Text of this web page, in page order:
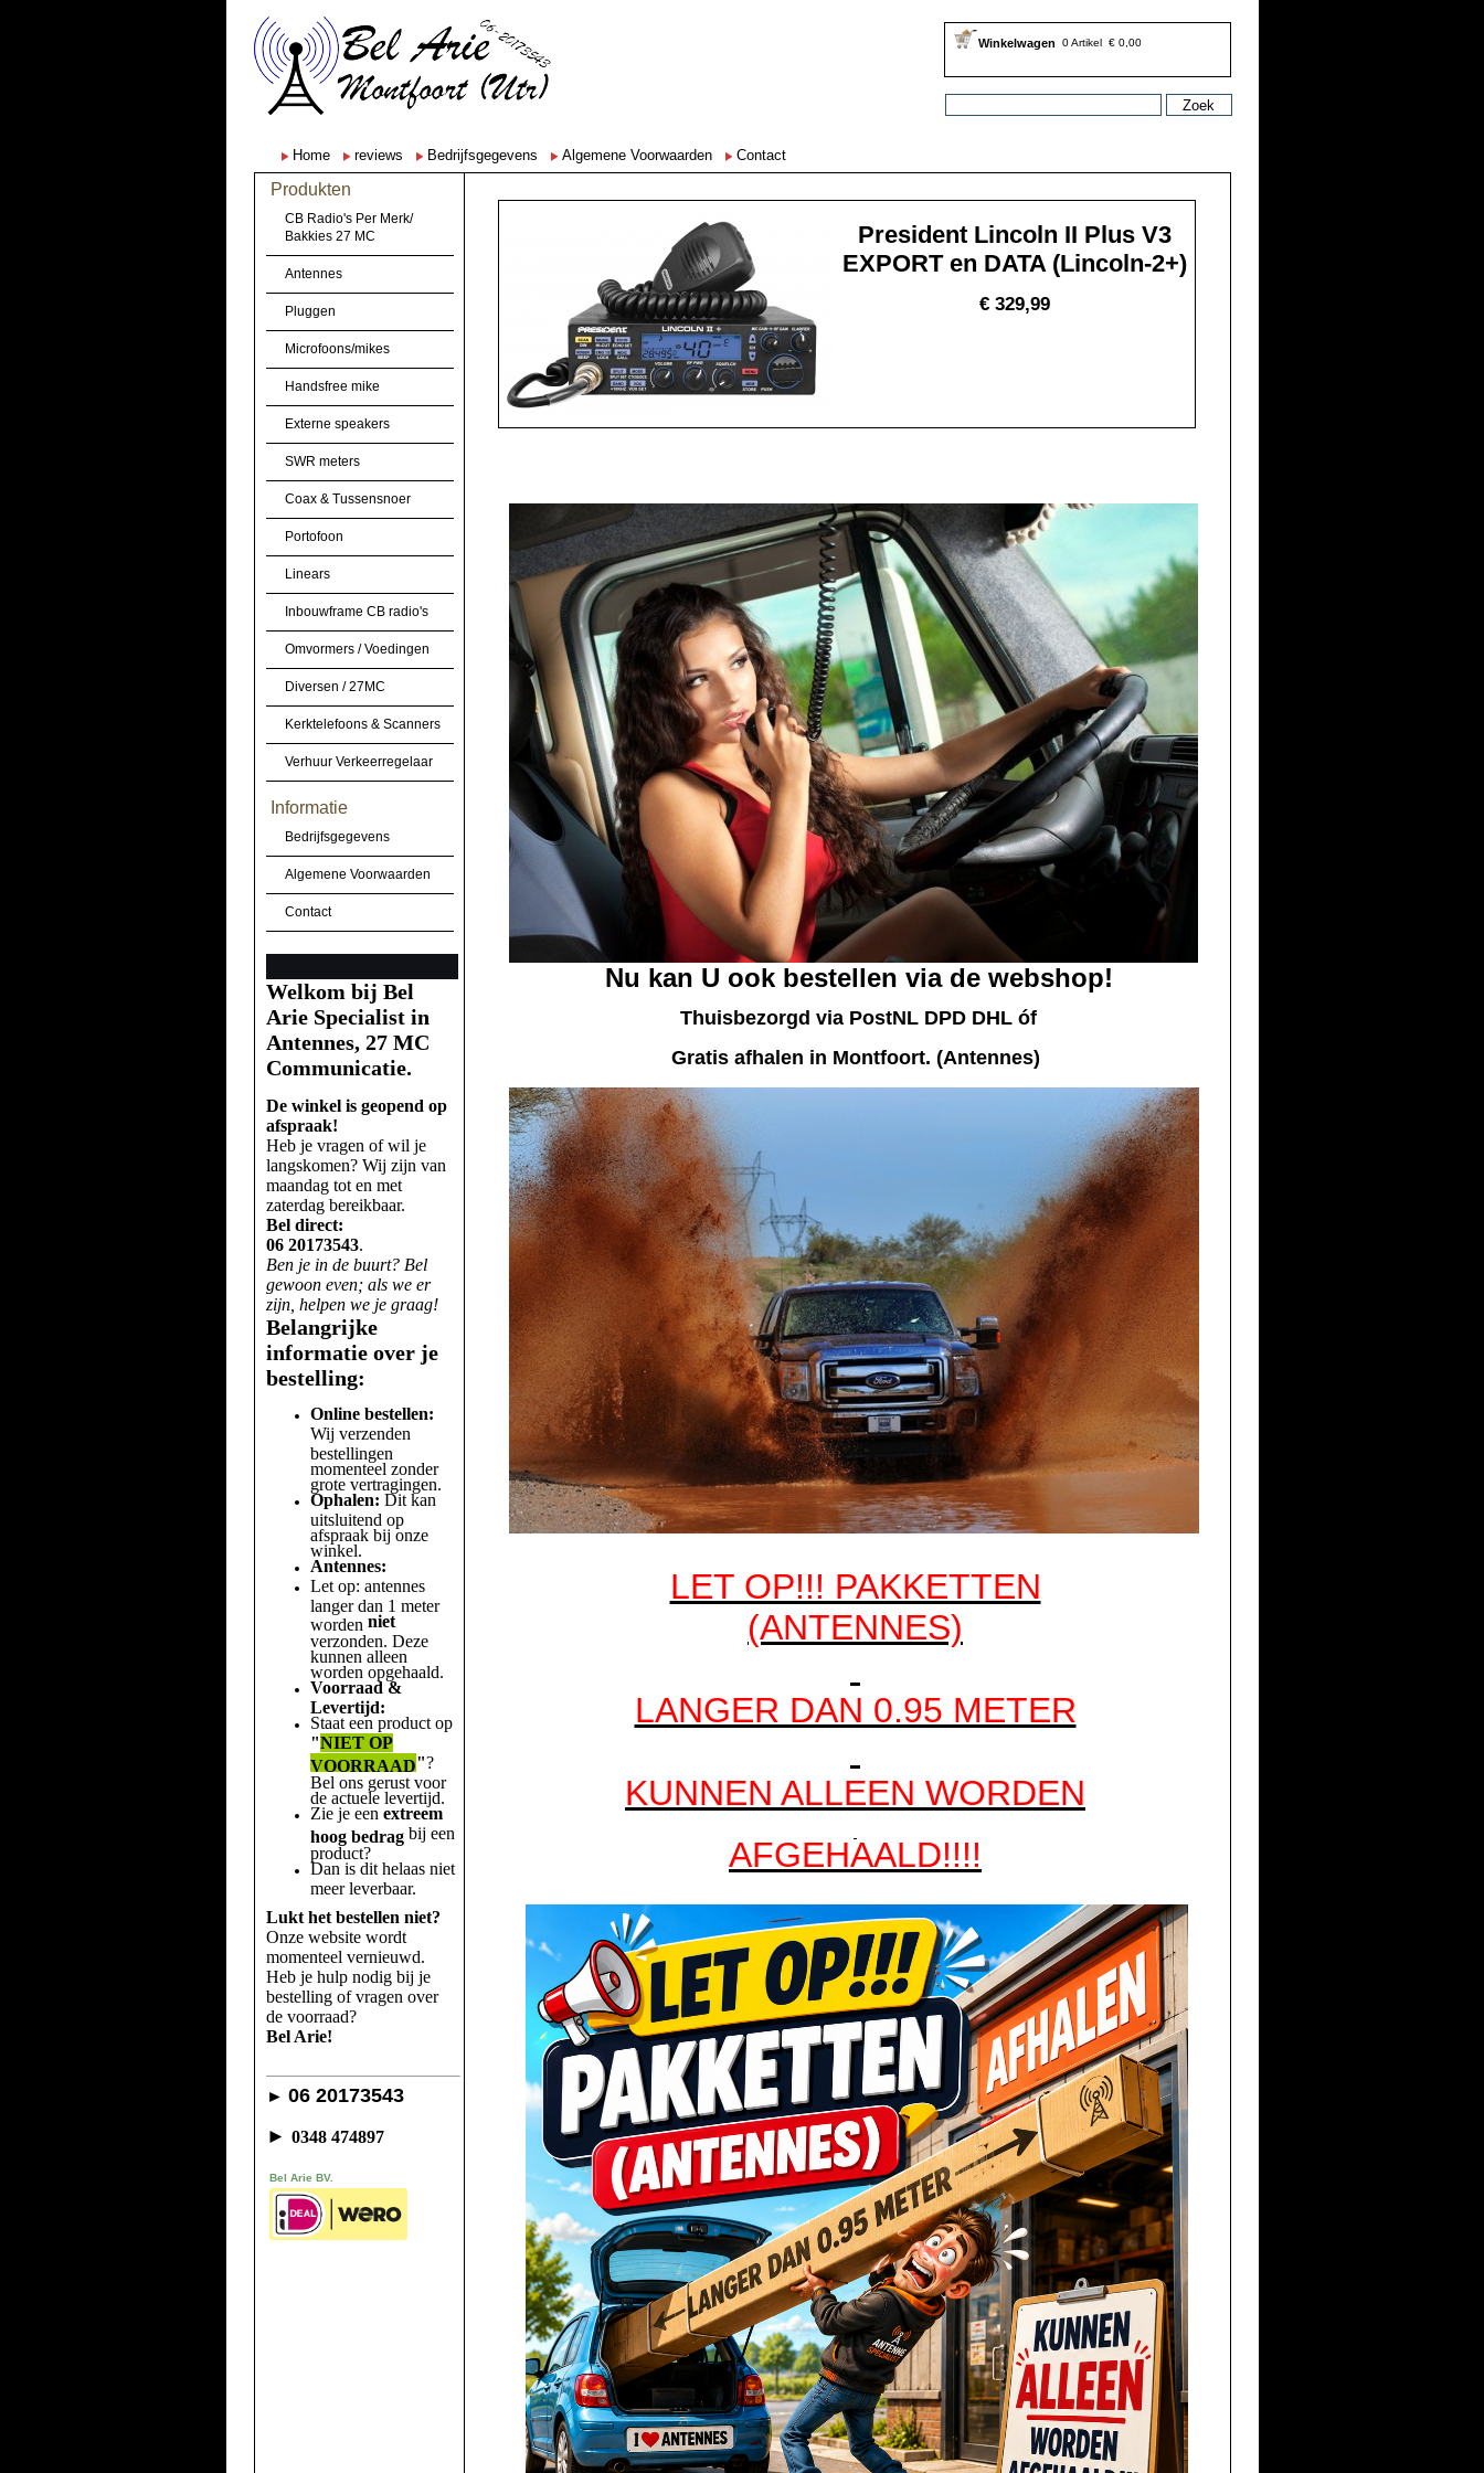
Winkelwagen 0 Artikel € 0,00
Home reviews Bedrijfsgegevens Algemene Voorwaarden Contact
Produkten
CB Radio's Per Merk/
Bakkies 27 MC
Antennes
Pluggen
Microfoons/mikes
Handsfree mike
Externe speakers
SWR meters
Coax & Tussensnoer
Portofoon
Linears
Inbouwframe CB radio's
Omvormers / Voedingen
Diversen / 27MC
Kerktelefoons & Scanners
Verhuur Verkeerregelaar
Informatie
Bedrijfsgegevens
Algemene Voorwaarden
Contact
Welkom bij Bel
Arie Specialist in
Antennes, 27 MC
Communicatie.
De winkel is geopend op
afspraak!
Heb je vragen of wil je
langskomen? Wij zijn van
maandag tot en met
zaterdag bereikbaar.
Bel direct:
06 20173543.
Ben je in de buurt? Bel
gewoon even; als we er
zijn, helpen we je graag!
Belangrijke
informatie over je
bestelling:
Online bestellen:
Wij verzenden
bestellingen
momenteel zonder
grote vertragingen.
Ophalen: Dit kan
uitsluitend op
afspraak bij onze
winkel.
Antennes:
Let op: antennes
langer dan 1 meter
worden niet
verzonden. Deze
kunnen alleen
worden opgehaald.
Voorraad &
Levertijd:
Staat een product op
"NIET OP
VOORRAAD"?
Bel ons gerust voor
de actuele levertijd.
Zie je een extreem
hoog bedragbij een
product?
Dan is dit helaas niet
meer leverbaar.
Lukt het bestellen niet?
Onze website wordt
momenteel vernieuwd.
Heb je hulp nodig bij je
bestelling of vragen over
de voorraad?
Bel Arie!
► 06 20173543
► 0348 474897
Bel Arie BV.
Nu kan U ook bestellen via de webshop!
Thuisbezorgd via PostNL DPD DHL óf
Gratis afhalen in Montfoort. (Antennes)
LET OP!!! PAKKETTEN
(ANTENNES)
LANGER DAN 0.95 METER
KUNNEN ALLEEN WORDEN
AFGEHAALD!!!!